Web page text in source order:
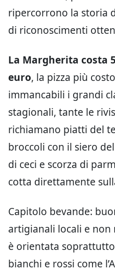
ripercorrono la storia
di riconoscimenti
La Margherita costa
euro, la pizza più
immancabili i grandi
stagionali, tante le
richiamano piatti del
broccoli con il siero
di ceci e scorza di
cotta direttamente
Capitolo bevande:
artigianali locali e
è orientata
bianchi e rossi come